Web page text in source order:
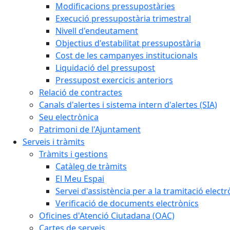
Modificacions pressupostàries
Execució pressupostària trimestral
Nivell d'endeutament
Objectius d'estabilitat pressupostària
Cost de les campanyes institucionals
Liquidació del pressupost
Pressupost exercicis anteriors
Relació de contractes
Canals d'alertes i sistema intern d'alertes (SIA)
Seu electrònica
Patrimoni de l'Ajuntament
Serveis i tràmits
Tràmits i gestions
Catàleg de tràmits
El Meu Espai
Servei d'assistència per a la tramitació
Verificació de documents electrònics
Oficines d'Atenció Ciutadana (OAC)